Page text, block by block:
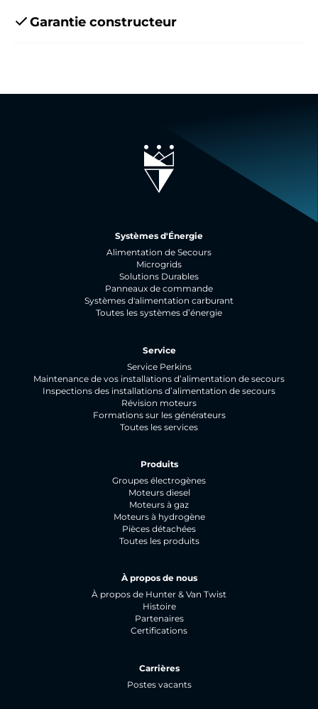
Garantie constructeur
Systèmes d'Énergie
Alimentation de Secours
Microgrids
Solutions Durables
Panneaux de commande
Systèmes d'alimentation carburant
Toutes les systèmes d’énergie
Service
Service Perkins
Maintenance de vos installations d’alimentation de secours
Inspections des installations d’alimentation de secours
Révision moteurs
Formations sur les générateurs
Toutes les services
Produits
Groupes électrogènes
Moteurs diesel
Moteurs à gaz
Moteurs à hydrogène
Pièces détachées
Toutes les produits
À propos de nous
À propos de Hunter & Van Twist
Histoire
Partenaires
Certifications
Carrières
Postes vacants